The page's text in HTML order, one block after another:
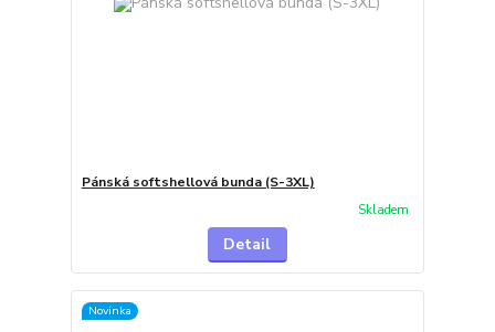
Pánská softshellová bunda (S-3XL)
Skladem
Detail
Novinka